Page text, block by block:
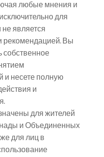
любые мнения и
для
является
рекомендацией. Вы
собственное
и несете полную
и
для жителей
и Объединенных
для лиц в